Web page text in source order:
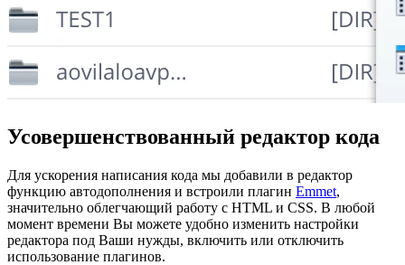
Усовершенствованный редактор кода
Для ускорения написания кода мы добавили в редактор
функцию автодополнения и встроили плагин Emmet,
значительно облегчающий работу с HTML и CSS. В любой
момент времени Вы можете удобно изменить настройки
редактора под Ваши нужды, включить или отключить
использование плагинов.